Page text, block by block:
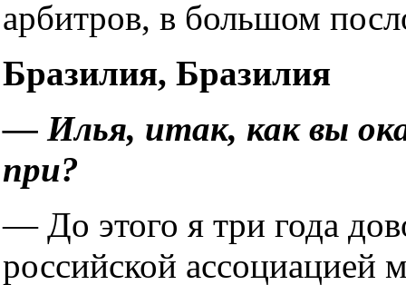
арбитров, в большом
Бразилия, Бразилия
— Илья, итак, как вы
при?
— До этого я три года
российской ассоциацией